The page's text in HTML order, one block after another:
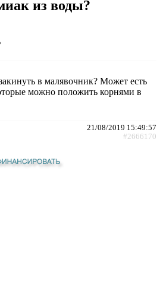
из воды?
в малявочник? Может есть
можно положить корнями в
21/08/2019 15:49:57
#2666170